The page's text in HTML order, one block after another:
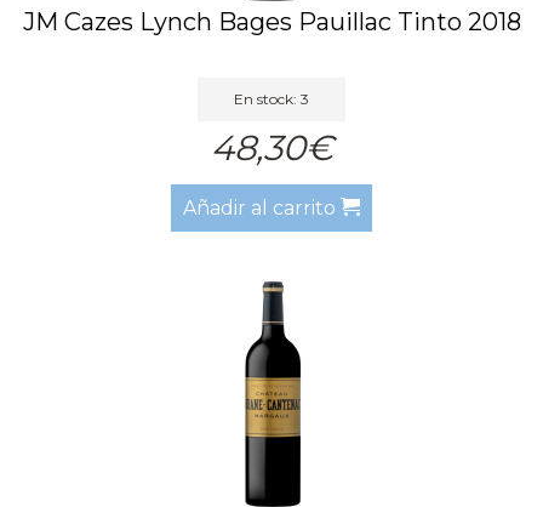
JM Cazes Lynch Bages Pauillac Tinto 2018
En stock: 3
48,30€
Añadir al carrito